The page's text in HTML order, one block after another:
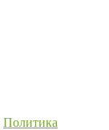
Политика